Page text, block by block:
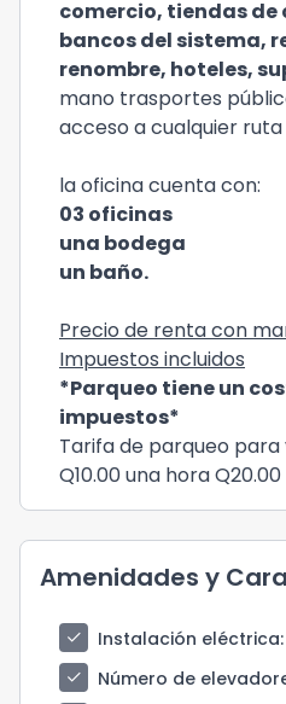
comercio, tiendas de
bancos del sistema,
renombre, hoteles,
mano trasportes
acceso a cualquier ruta
la oficina cuenta con:
03 oficinas
una bodega
un baño.
Precio de renta con
Impuestos incluidos
*Parqueo tiene un
impuestos*
Tarifa de parqueo para
Q10.00 una hora Q20.00
Amenidades y
check Instalación eléctrica
check
Número de